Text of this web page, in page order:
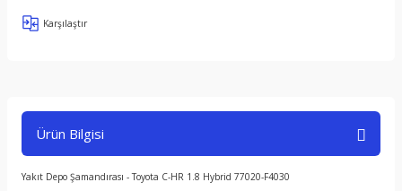
Karşılaştır
Ürün Bilgisi
Yakıt Depo Şamandırası - Toyota C-HR 1.8 Hybrid 77020-F4030